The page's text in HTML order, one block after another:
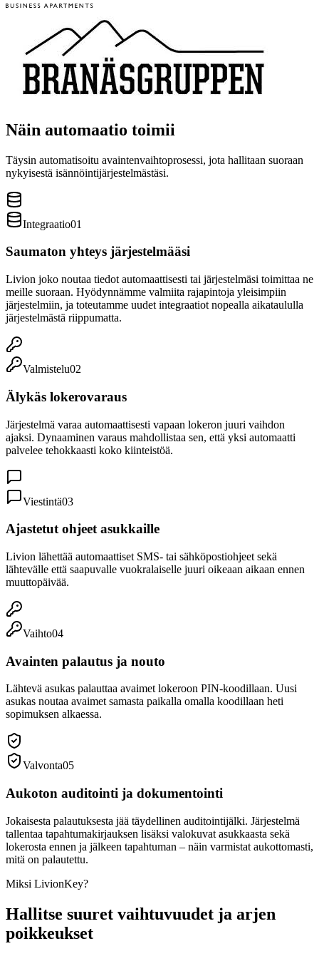
Näin automaatio toimii
Täysin automatisoitu avaintenvaihtoprosessi, jota hallitaan suoraan
nykyisestä isännöintijärjestelmästäsi.
Integraatio01
Saumaton yhteys järjestelmääsi
Livion joko noutaa tiedot automaattisesti tai järjestelmäsi toimittaa ne
meille suoraan. Hyödynnämme valmiita rajapintoja yleisimpiin
järjestelmiin, ja toteutamme uudet integraatiot nopealla aikataululla
järjestelmästä riippumatta.
Valmistelu02
Älykäs lokerovaraus
Järjestelmä varaa automaattisesti vapaan lokeron juuri vaihdon
ajaksi. Dynaaminen varaus mahdollistaa sen, että yksi automaatti
palvelee tehokkaasti koko kiinteistöä.
Viestintä03
Ajastetut ohjeet asukkaille
Livion lähettää automaattiset SMS- tai sähköpostiohjeet sekä
lähtevälle että saapuvalle vuokralaiselle juuri oikeaan aikaan ennen
muuttopäivää.
Vaihto04
Avainten palautus ja nouto
Lähtevä asukas palauttaa avaimet lokeroon PIN-koodillaan. Uusi
asukas noutaa avaimet samasta paikalla omalla koodillaan heti
sopimuksen alkaessa.
Valvonta05
Aukoton auditointi ja dokumentointi
Jokaisesta palautuksesta jää täydellinen auditointijälki. Järjestelmä
tallentaa tapahtumakirjauksen lisäksi valokuvat asukkaasta sekä
lokerosta ennen ja jälkeen tapahtuman – näin varmistat aukottomasti,
mitä on palautettu.
Miksi LivionKey?
Hallitse suuret vaihtuvuudet ja arjen
poikkeukset